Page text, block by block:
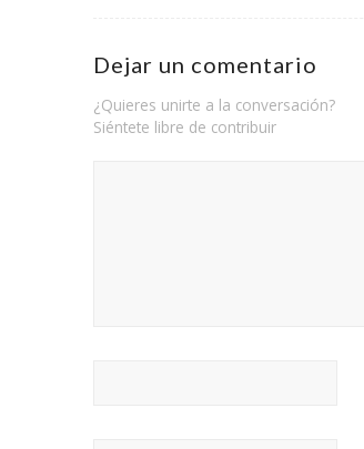
Dejar un comentario
¿Quieres unirte a la conversación?
Siéntete libre de contribuir